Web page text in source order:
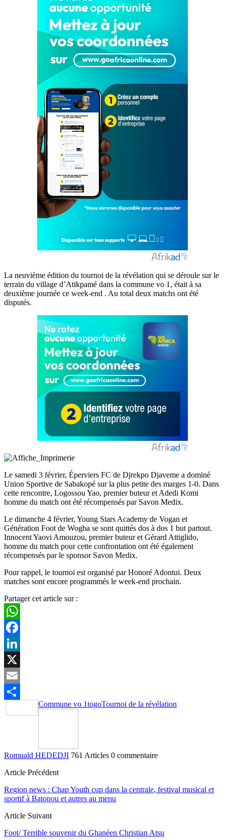
La neuvième édition du tournoi de la révélation qui se déroule sur le
terrain du village d’Atikpamé dans la commune vo 1, était à sa
deuxième journée ce week-end . Au total deux matchs ont été
disputés.
Le samedi 3 février, Éperviers FC de Djrekpo Djaveme a dominé
Union Sportive de Sabakopé sur la plus petite des marges 1-0. Dans
cette rencontre, Logossou Yao, premier buteur et Adedi Komi
homme du match ont été récompensés par Savon Medix.
Le dimanche 4 février, Young Stars Academy de Vogan et
Génération Foot de Wogba se sont quittés dos à dos 1 but partout.
Innocent Yaovi Amouzou, premier buteur et Gérard Attiglido,
homme du match pour cette confrontation ont été également
récompensés par le sponsor Savon Medix.
Pour rappel, le tournoi est organisé par Honoré Adontui. Deux
matches sont encore programmés le week-end prochain.
Partager cet article sur :
WhatsApp
Facebook
LinkedIn
X
Email
Partager
Commune vo 1togoTournoi de la révélation
Romuald HEDEDJI 761 Articles 0 commentaire
Article Précédent
Region news : Chap Youth cup dans la centrale, festival musical et
sportif à Batonou et autres au menu
Article Suivant
Foot/ Terrible souvenir du Ghanéen Christian Atsu